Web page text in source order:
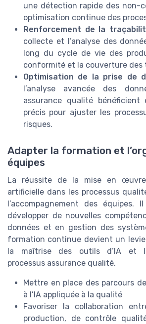
une détection rapide des non-
optimisation continue des
Renforcement de la
collecte et l’analyse des
long du cycle de vie des
conformité et la couverture des
Optimisation de la prise de
l’analyse avancée des
assurance qualité bénéficient
précis pour ajuster les
risques.
Adapter la formation et
équipes
La réussite de la mise en œuvre
artificielle dans les processus
l’accompagnement des équipes.
développer de nouvelles
données et en gestion des
formation continue devient un
la maîtrise des outils d’IA et
processus assurance qualité.
Mettre en place des parcours
à l’IA appliquée à la qualité
Favoriser la collaboration
production, de contrôle